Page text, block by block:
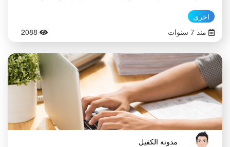
القاعدة إلى أن ممارسة ما ينوي الشخص اكتسابه من العادات يوميًا
لمدة: واحد وعشرين يوماً كفيلٌ بتحويلها إلى عادةٍ ثابتة، وكعادة
البحوث العلمية التي تتزاحم بـ "معَ أو ضد" وتتراكم باقتراحاتٍ جديدة،
تأتي توصيات أحدث بأرقام ونتائج أكثر واقعية بأن اكتساب العادة
الجديدة قد يستغرق مدة أدناها ثمانية عشر يومًا وأقصاها عشرة
أسابيع حسب نوعها (٢)، فترك عادة التدخين على سبيل المثال تحتاج
مدة أطول من عادة تنظيم ساعة معينة لوجبة طعام، فالأولى تستهلك
عوامل مساعدة أكثر من الثانية ويأخذ الجانب النفسي منها حيزًا كبيرًا
عند التطبيق. نظريةٌ تدعو إلى التفاؤل... فلو ابتدأ الشخص اليوم
بالتنفيذ، فسينتهي بعد عام واحد مكتسباً ما لا يقل عن خمس عادات
اخرى
منذ 7 سنوات
2088
مدونة الكفيل